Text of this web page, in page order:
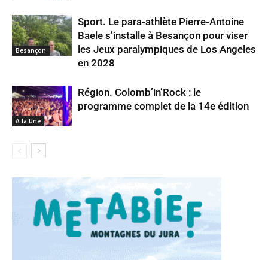
Besançon
Sport. Le para-athlète Pierre-Antoine
Baele s’installe à Besançon pour viser
les Jeux paralympiques de Los Angeles
en 2028
A la Une
Région. Colomb’in’Rock : le
programme complet de la 14e édition